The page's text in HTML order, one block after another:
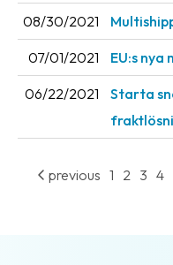
Fraktjakt
Media
Coworkers
career
08/30/2021
07/01/2021 EU:s
06/22/2021
Starta
previous 1 2 3 4